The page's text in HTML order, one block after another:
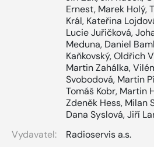
Ernest, Marek Holý,
Král, Kateřina
Lucie Juřičková,
Meduna, Daniel
Kaňkovský,Oldřich
Martin Zahálka,
Svobodová, Martin
Tomáš Kobr, Martin
Zdeněk Hess, Milan
Dana Syslová,Jiří
Vydavatel:
Radioservis a.s.